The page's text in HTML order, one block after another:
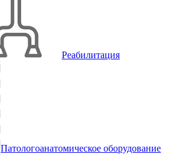
Реабилитация
Патологоанатомическое оборудование